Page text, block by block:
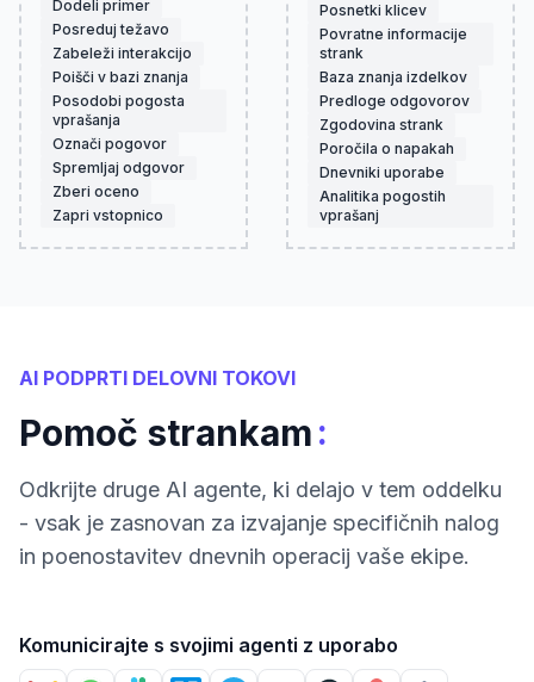
Dodeli primer
Posreduj težavo
Zabeleži interakcijo
Poišči v bazi znanja
Posodobi pogosta
vprašanja
Označi pogovor
Spremljaj odgovor
Zberi oceno
Zapri vstopnico
Posnetki klicev
Povratne informacije
strank
Baza znanja izdelkov
Predloge odgovorov
Zgodovina strank
Poročila o napakah
Dnevniki uporabe
Analitika pogostih
vprašanj
AI PODPRTI DELOVNI TOKOVI
Pomoč strankam:
Odkrijte druge AI agente, ki delajo v tem oddelku
- vsak je zasnovan za izvajanje specifičnih nalog
in poenostavitev dnevnih operacij vaše ekipe.
Komunicirajte s svojimi agenti z uporabo